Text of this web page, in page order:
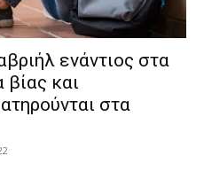
ενάντιος στα
και
στα